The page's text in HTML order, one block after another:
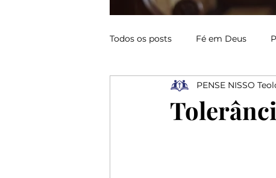
Todos os posts Fé em Deus
Ressurreição Depressão
PENSE NISSO